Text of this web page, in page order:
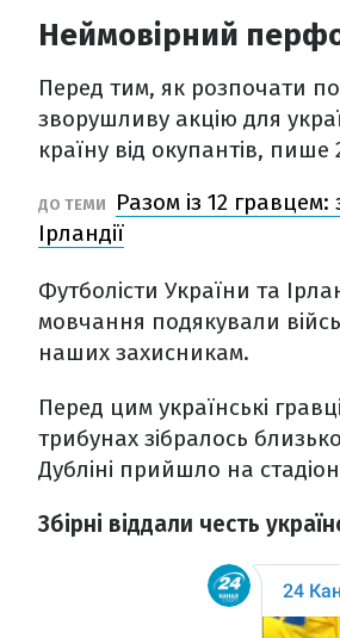
Неймовірний
Перед тим, як розпочати
зворушливу акцію для
країну від окупантів, пише
ДО ТЕМИ
Разом із 12
Ірландії
Футболісти України та
мовчання подякували
наших захисникам.
Перед цим українські
трибунах зібралось
Дубліні прийшло на
Збірні віддали честь